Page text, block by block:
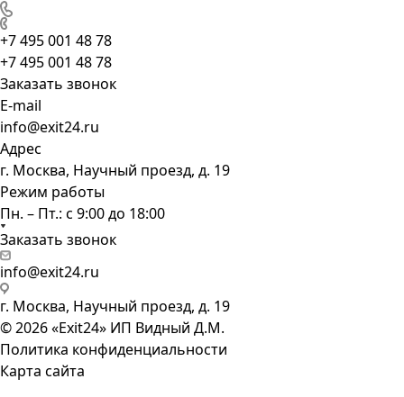
+7 495 001 48 78
+7 495 001 48 78
Заказать звонок
E-mail
info@exit24.ru
Адрес
г. Москва, Научный проезд, д. 19
Режим работы
Пн. – Пт.: с 9:00 до 18:00
Заказать звонок
info@exit24.ru
г. Москва, Научный проезд, д. 19
© 2026 «Exit24» ИП Видный Д.М.
Политика конфиденциальности
Карта сайта